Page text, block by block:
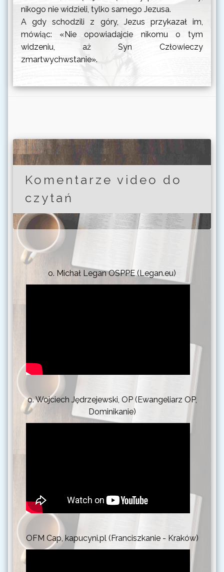
nikogo nie widzieli, tylko samego Jezusa.
A gdy schodzili z góry, Jezus przykazał im,
mówiąc: «Nie opowiadajcie nikomu o tym
widzeniu, aż Syn Człowieczy
zmartwychwstanie».
Komentarze video do
czytań
o. Michał Legan OSPPE (Legan.eu)
o. Wojciech Jędrzejewski, OP (Ewangeliarz OP,
Dominikanie)
OFM Cap, kapucyni.pl (Franciszkanie - Kraków)